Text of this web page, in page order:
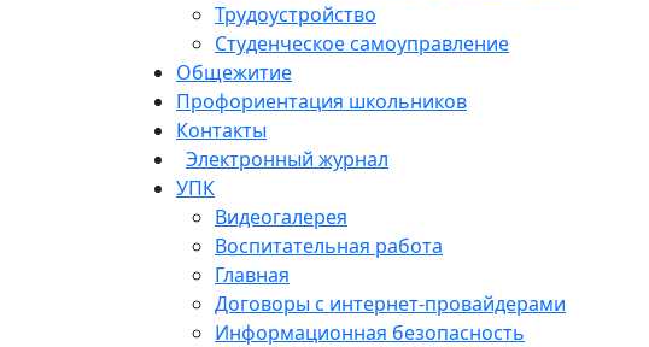
Трудоустройство
Студенческое самоуправление
Общежитие
Профориентация школьников
Контакты
Электронный журнал
УПК
Видеогалерея
Воспитательная работа
Главная
Договоры с интернет-провайдерами
Информационная безопасность